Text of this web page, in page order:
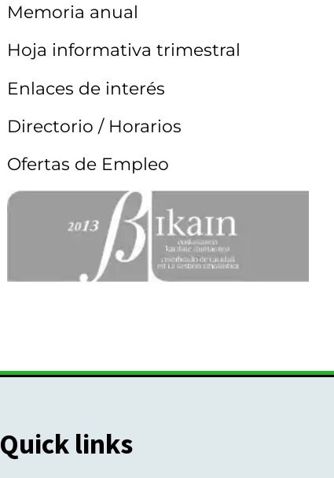
Memoria anual
Hoja informativa trimestral
Enlaces de interés
Directorio / Horarios
Ofertas de Empleo
Quick links